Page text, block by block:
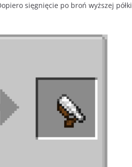
sięgnięcie po broń wyższej półki